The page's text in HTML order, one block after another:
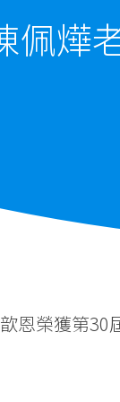
佩燁
恩榮獲第